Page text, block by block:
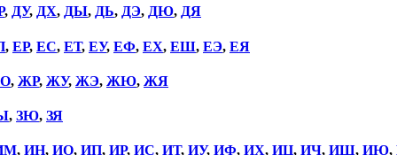
, ДУ, ДХ, ДЫ, ДЬ, ДЭ, ДЮ, ДЯ
, ЕР, ЕС, ЕТ, ЕУ, ЕФ, ЕХ, ЕШ, ЕЭ, ЕЯ
, ЖР, ЖУ, ЖЭ, ЖЮ, ЖЯ
, ЗЮ, ЗЯ
, ИН, ИО, ИП, ИР, ИС, ИТ, ИУ, ИФ, ИХ, ИЦ, ИЧ, ИШ, ИЮ,